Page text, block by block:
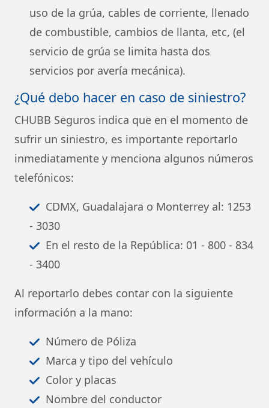
uso de la grúa, cables de corriente, llenado
de combustible, cambios de llanta, etc, (el
servicio de grúa se limita hasta dos
servicios por avería mecánica).
¿Qué debo hacer en caso de siniestro?
CHUBB Seguros indica que en el momento de
sufrir un siniestro, es importante reportarlo
inmediatamente y menciona algunos números
telefónicos:
CDMX, Guadalajara o Monterrey al: 1253
- 3030
En el resto de la República: 01 - 800 - 834
- 3400
Al reportarlo debes contar con la siguiente
información a la mano:
Número de Póliza
Marca y tipo del vehículo
Color y placas
Nombre del conductor